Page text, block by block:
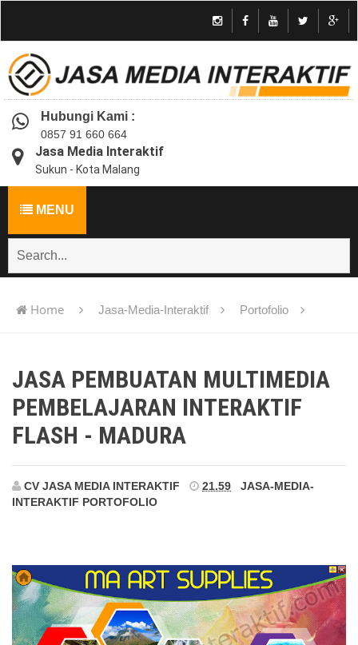
Hubungi Kami :
0857 91 660 664
Jasa Media Interaktif
Sukun - Kota Malang
MENU
Home Jasa-Media-Interaktif Portofolio
JASA PEMBUATAN MULTIMEDIA
PEMBELAJARAN INTERAKTIF
FLASH - MADURA
CV JASA MEDIA INTERAKTIF 21.59
JASA-MEDIA-
INTERAKTIF PORTOFOLIO